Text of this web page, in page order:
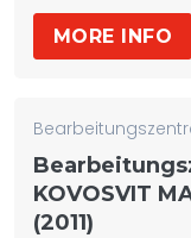
MORE INFO
KOVOSVIT
(2011)